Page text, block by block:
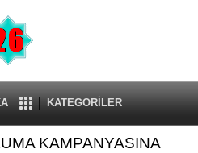
KATEGORİLER
KAMPANYASINA